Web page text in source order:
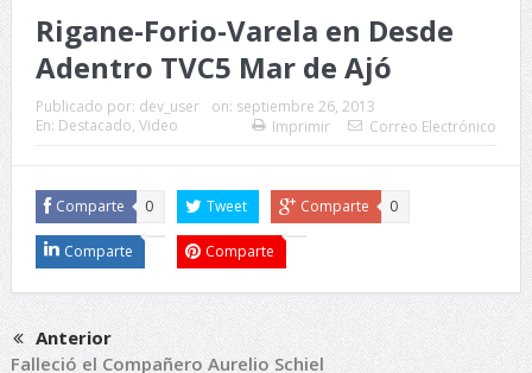
Rigane-Forio-Varela en Desde
Adentro TVC5 Mar de Ajó
Publicado por: dev_user on: septiembre 26, 2013
En: Destacado, Video Imprimir Correo Electrónico
Comparte 0 Tweet Comparte 0
Comparte Comparte
Anterior
Falleció el Compañero Aurelio Schiel